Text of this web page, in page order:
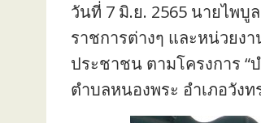
วันที่ 7 มิ.ย. 2565 นายไพ
ราชการต่างๆ และหน่วยง
ประชาชน ตามโครงการ
ตำบลหนองพระ อำเภอวัง